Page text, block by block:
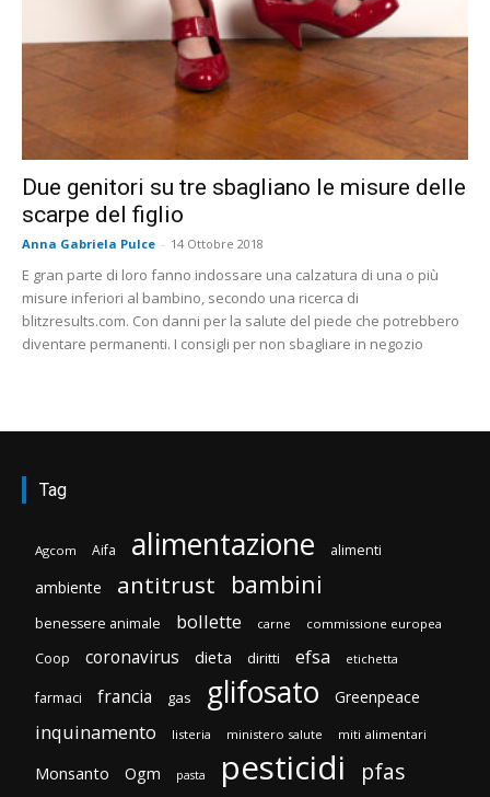
Due genitori su tre sbagliano le misure delle
scarpe del figlio
Anna Gabriela Pulce - 14 Ottobre 2018
E gran parte di loro fanno indossare una calzatura di una o più
misure inferiori al bambino, secondo una ricerca di
blitzresults.com. Con danni per la salute del piede che potrebbero
diventare permanenti. I consigli per non sbagliare in negozio
Tag
Agcom Aifa alimentazione alimenti
ambiente antitrust bambini
benessere animale bollette carne commissione europea
Coop coronavirus dieta diritti efsa etichetta
farmaci francia gas glifosato Greenpeace
inquinamento listeria ministero salute miti alimentari
Monsanto Ogm pasta pesticidi pfas